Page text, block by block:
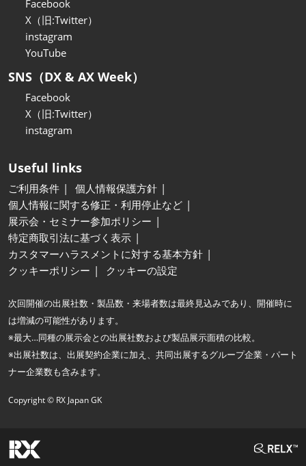
Facebook
X（旧:Twitter）
instagram
YouTube
SNS（DX & AX Week）
Facebook
X（旧:Twitter）
instagram
Useful links
ご利用条件
個人情報保護方針
個人情報に関する修正・利用停止など
展示会・セミナー参加ポリシー
特定商取引法に基づく表示
カスタマーハラスメントに対する基本方針
クッキーポリシー
クッキーの設定
次回開催の出展社数・製品数・来場者数は最終見込みであり、開催時に
は増減の可能性があります。
※最大…同種の展示会との出展社数および製品展示面積の比較。
※出展社数は、出展契約企業に加え、共同出展するグループ企業・パート
ナー企業数も含みます。
Copyright © RX Japan GK